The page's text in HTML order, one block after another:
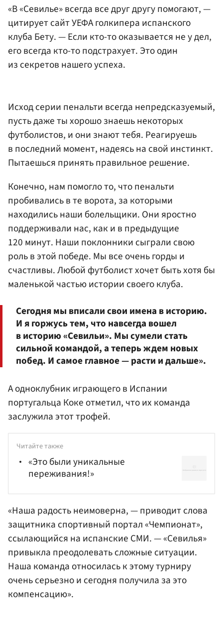
«В «Севилье» всегда все друг другу помогают, —
цитирует сайт УЕФА голкипера испанского
клуба Бету. — Если кто-то оказывается не у дел,
его всегда кто-то подстрахует. Это один
из секретов нашего успеха.
Исход серии пенальти всегда непредсказуемый,
пусть даже ты хорошо знаешь некоторых
футболистов, и они знают тебя. Реагируешь
в последний момент, надеясь на свой инстинкт.
Пытаешься принять правильное решение.
Конечно, нам помогло то, что пенальти
пробивались в те ворота, за которыми
находились наши болельщики. Они яростно
поддерживали нас, как и в предыдущие
120 минут. Наши поклонники сыграли свою
роль в этой победе. Мы все очень горды и
счастливы. Любой футболист хочет быть хотя бы
маленькой частью истории своего клуба.
Сегодня мы вписали свои имена в историю.
И я горжусь тем, что навсегда вошел
в историю «Севильи». Мы сумели стать
сильной командой, а теперь ждем новых
побед. И самое главное — расти и дальше».
А одноклубник играющего в Испании
португальца Коке отметил, что их команда
заслужила этот трофей.
Читайте также
«Это были уникальные
переживания!»
«Наша радость неимоверна, — приводит слова
защитника спортивный портал «Чемпионат»,
ссылающийся на испанские СМИ. — «Севилья»
привыкла преодолевать сложные ситуации.
Наша команда относилась к этому турниру
очень серьезно и сегодня получила за это
компенсацию».